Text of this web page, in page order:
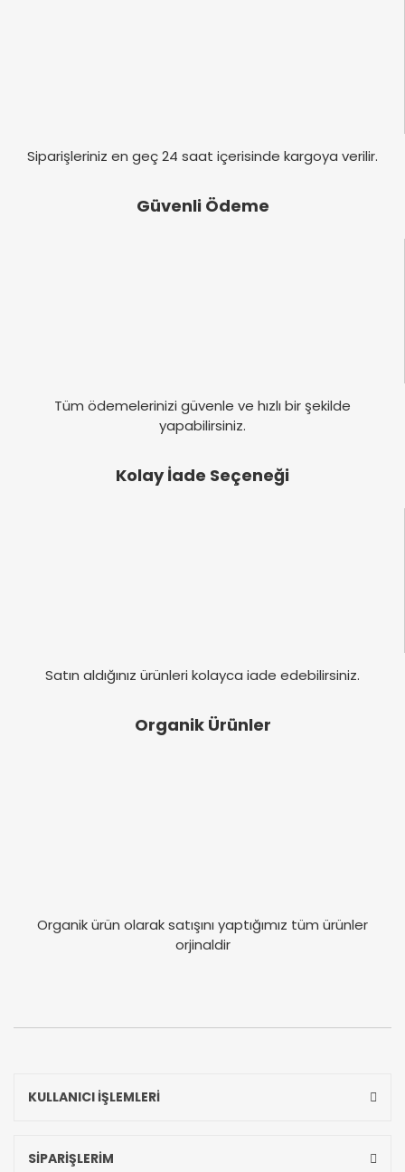
Siparişleriniz en geç 24 saat içerisinde kargoya verilir.
Güvenli Ödeme
Tüm ödemelerinizi güvenle ve hızlı bir şekilde
yapabilirsiniz.
Kolay İade Seçeneği
Satın aldığınız ürünleri kolayca iade edebilirsiniz.
Organik Ürünler
Organik ürün olarak satışını yaptığımız tüm ürünler
orjinaldir
KULLANICI İŞLEMLERİ
SİPARİŞLERİM